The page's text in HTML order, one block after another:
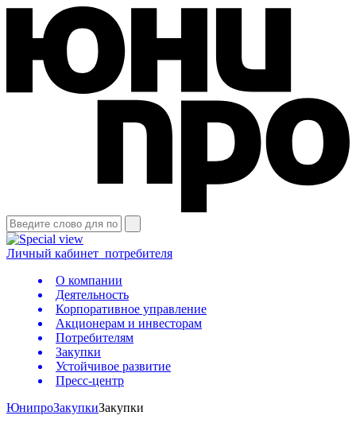
Личный кабинет потребителя
О компании
Деятельность
Корпоративное управление
Акционерам и инвесторам
Потребителям
Закупки
Устойчивое развитие
Пресс-центр
ЮнипроЗакупкиЗакупки